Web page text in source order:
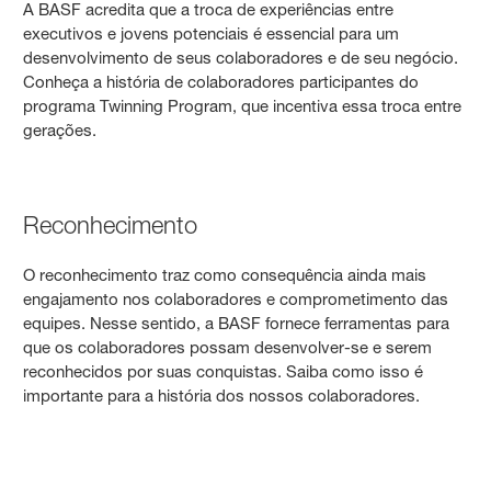
A BASF acredita que a troca de experiências entre
executivos e jovens potenciais é essencial para um
desenvolvimento de seus colaboradores e de seu negócio.
Conheça a história de colaboradores participantes do
programa Twinning Program, que incentiva essa troca entre
gerações.
Reconhecimento
O reconhecimento traz como consequência ainda mais
engajamento nos colaboradores e comprometimento das
equipes. Nesse sentido, a BASF fornece ferramentas para
que os colaboradores possam desenvolver-se e serem
reconhecidos por suas conquistas. Saiba como isso é
importante para a história dos nossos colaboradores.